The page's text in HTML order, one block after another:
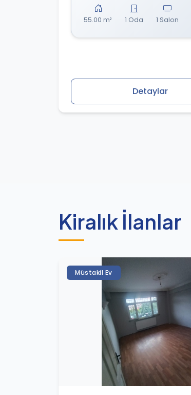
55.00 m² 1 Oda 1 Salon
Detaylar
Kiralık İlanlar
Müstakil Ev